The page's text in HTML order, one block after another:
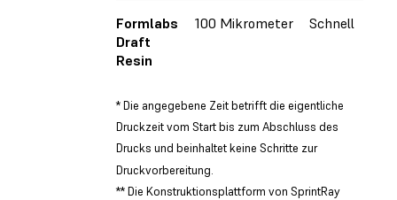
Formlabs
Draft
Resin
100 Mikrometer Schnell
* Die angegebene Zeit betrifft die eigentliche
Druckzeit vom Start bis zum Abschluss des
Drucks und beinhaltet keine Schritte zur
Druckvorbereitung.
** Die Konstruktionsplattform von SprintRay